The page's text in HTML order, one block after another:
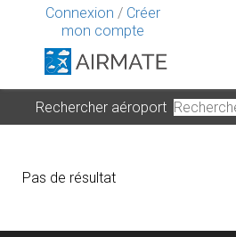
Connexion / Créer
mon compte
Rechercher aéroport
Pas de résultat